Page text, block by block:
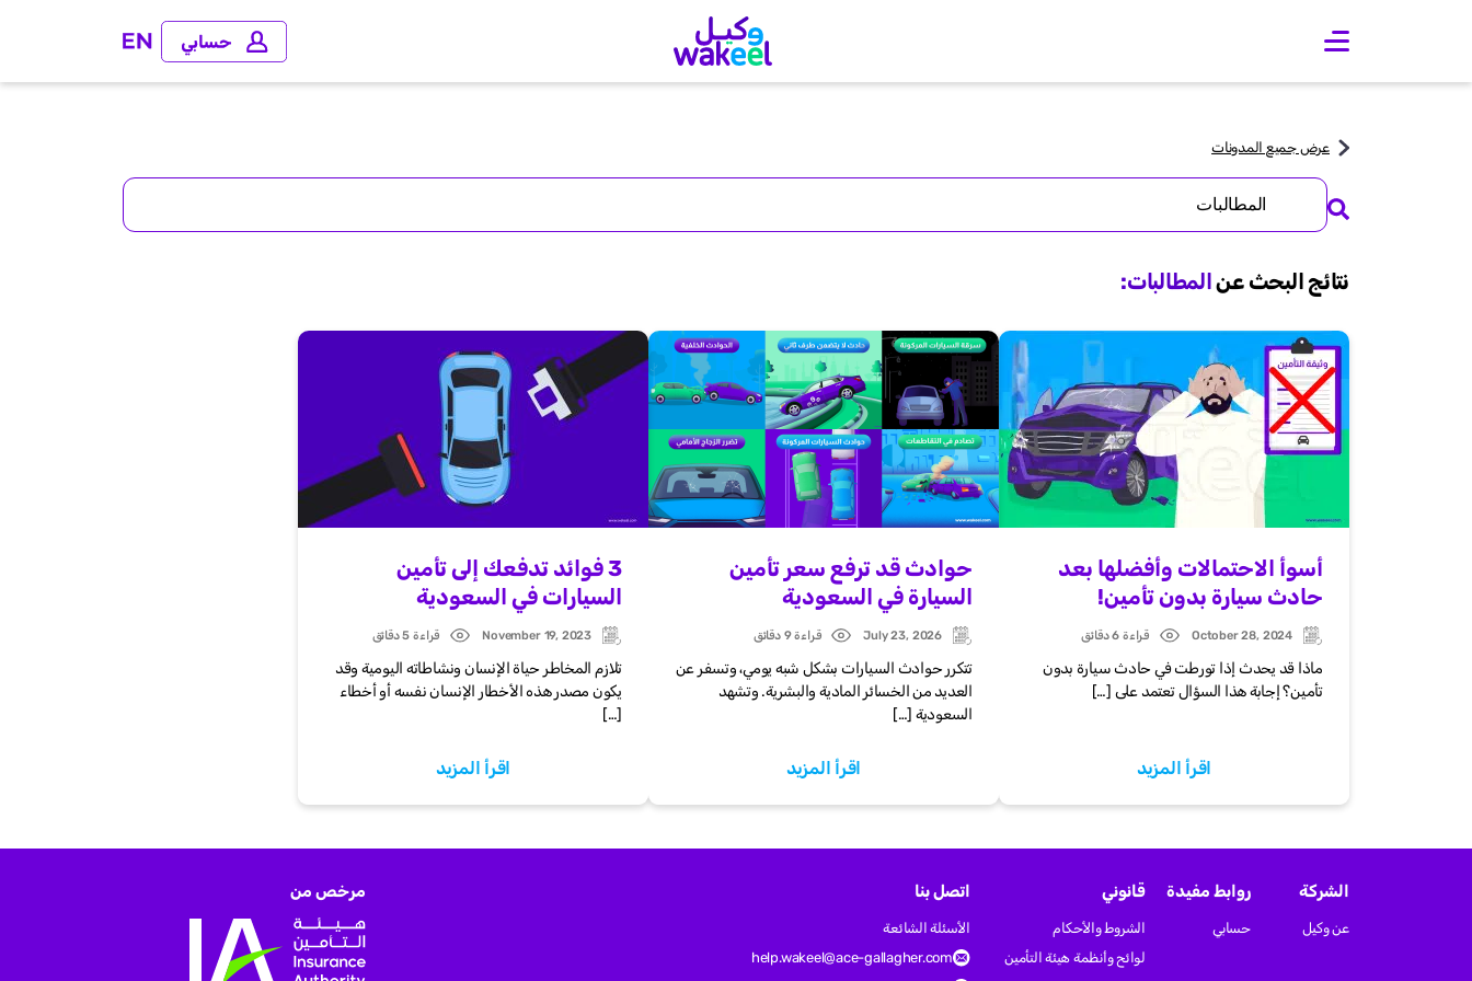
O
e
a
m
e
u
عرض جميع المدونات
Search
for:
نتائج البحث عنالمطالبات:
أسوأ الاحتمالات وأفضلها بعد
حادث سيارة بدون تأمين!
Updated:
October 28, 2024
Post
date
قراءة 6 دقائق
ماذا قد يحدث إذا تورطت في حادث سيارة بدون
تأمين؟ إجابة هذا السؤال تعتمد على […]
اقرأ المزيد
حوادث قد ترفع سعر تأمين
السيارة في السعودية
Updated:
July 23, 2026
Post
date
قراءة 9 دقائق
تتكرر حوادث السيارات بشكل شبه يومي، وتسفر عن
العديد من الخسائر المادية والبشرية. وتشهد
السعودية […]
اقرأ المزيد
3 فوائد تدفعك إلى تأمين
السيارات في السعودية
Updated:
November 19, 2023
Postقراءة 5 دقائق
تلازم المخاطر حياة الإنسان ونشاطاته اليومية وقد
يكون مصدر هذه الأخطار الإنسان نفسه أو أخطاء
[…]
اقرأ المزيد
الشركة
عن وكيل
روابط مفيدة
حسابي
قانوني
الشروط والأحكام
لوائح وأنظمة هيئة التأمين
اتصل بنا
الأسئلة الشائعة
help.wakeel@ace-gallagher.com
مرخص من